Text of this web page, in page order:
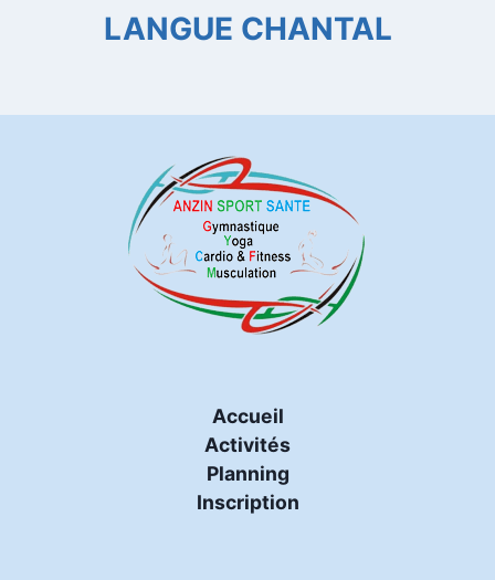
LANGUE CHANTAL
Accueil
Activités
Planning
Inscription